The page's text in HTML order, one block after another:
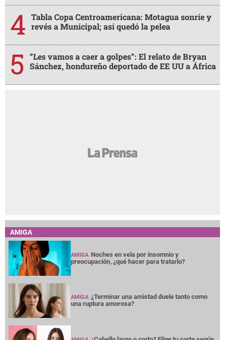
Tabla Copa Centroamericana: Motagua sonríe y
revés a Municipal; así quedó la pelea
“Les vamos a caer a golpes”: El relato de Bryan
Sánchez, hondureño deportado de EE UU a África
AMIGA
AMIGA Noches en vela por insomnio y
preocupación, ¿qué hacer para tratarlo?
AMIGA ¿Terminar una amistad duele tanto como
una ruptura amorosa?